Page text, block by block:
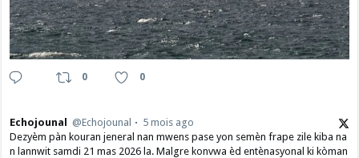
0 0
Echojounal @Echojounal
5 mois ago
Dezyèm pàn kouran jeneral nan mwens pase yon semèn frape zile kiba na
n lannwit samdi 21 mas 2026 la. Malgre konvwa èd entènasyonal ki kòman